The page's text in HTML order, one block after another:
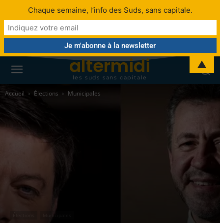
altermidi
les suds sans capitale
Accueil Élections Municipales
Municipales
Chaque semaine, l’info des Suds, sans capitale.
▲